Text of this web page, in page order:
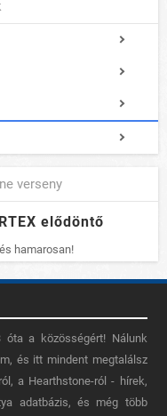
verseny
elődöntő
hamarosan!
óta a közösségért! Nálunk
és itt mindent megtalálsz
a Hearthstone-ról - hírek,
adatbázis, és még több